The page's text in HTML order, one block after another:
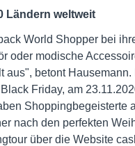
Ländern weltweit
World Shopper bei
oder modische
aus", betont
Friday, am
Shoppingbegeisterte
nach den perfekten
über die Website